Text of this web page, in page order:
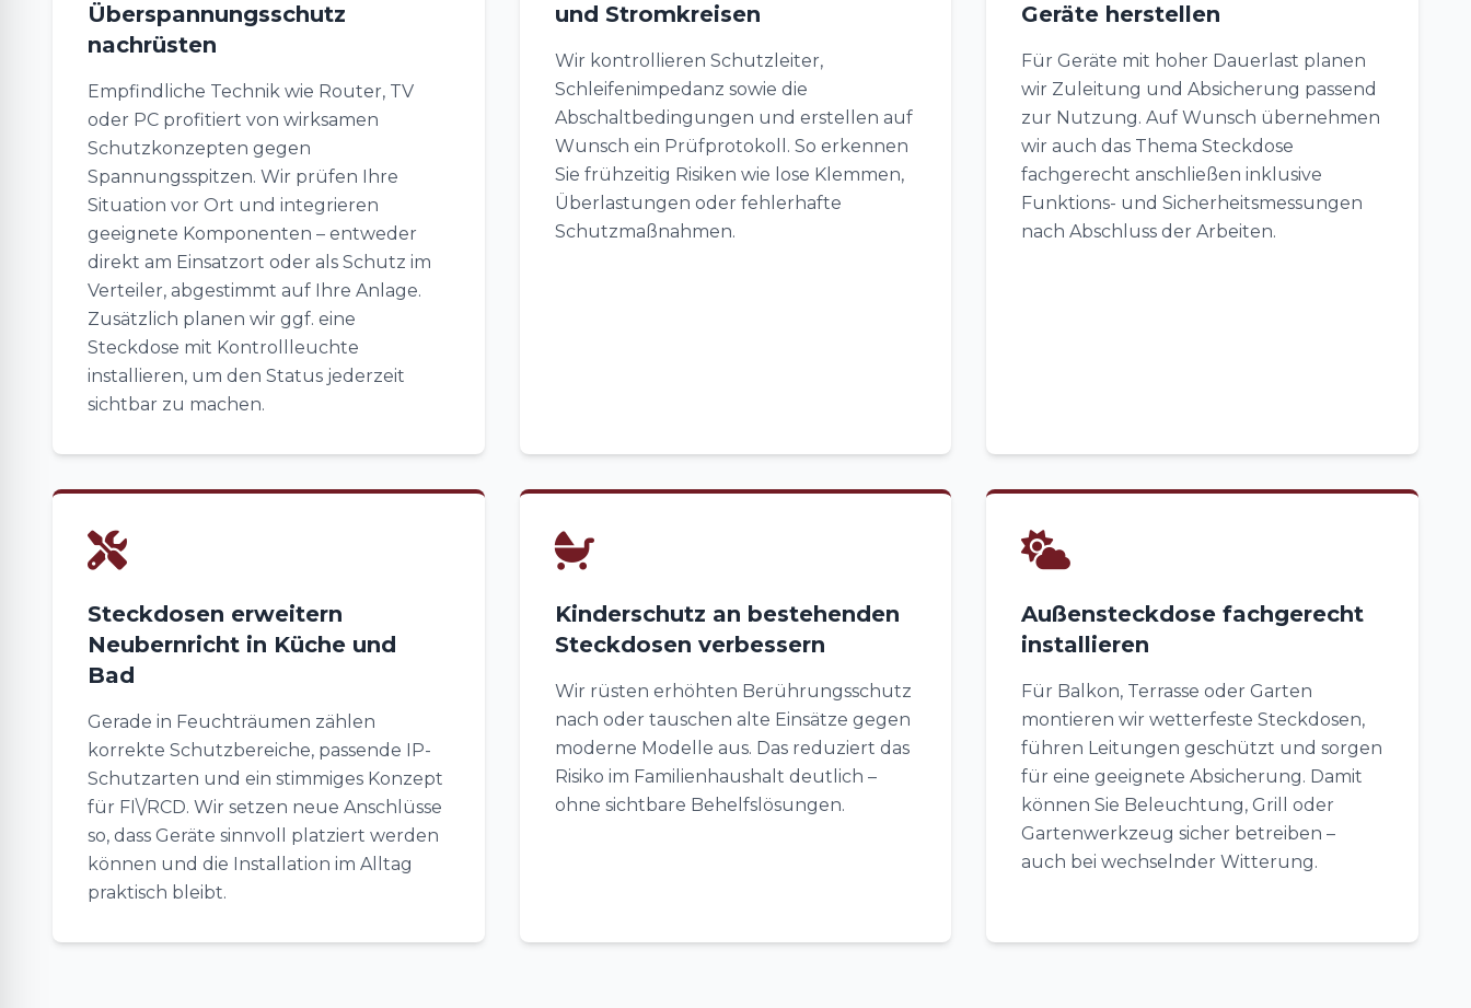
Überspannungsschutz
nachrüsten
Empfindliche Technik wie Router, TV
oder PC profitiert von wirksamen
Schutzkonzepten gegen
Spannungsspitzen. Wir prüfen Ihre
Situation vor Ort und integrieren
geeignete Komponenten – entweder
direkt am Einsatzort oder als Schutz im
Verteiler, abgestimmt auf Ihre Anlage.
Zusätzlich planen wir ggf. eine
Steckdose mit Kontrollleuchte
installieren, um den Status jederzeit
sichtbar zu machen.
und Stromkreisen
Wir kontrollieren Schutzleiter,
Schleifenimpedanz sowie die
Abschaltbedingungen und erstellen auf
Wunsch ein Prüfprotokoll. So erkennen
Sie frühzeitig Risiken wie lose Klemmen,
Überlastungen oder fehlerhafte
Schutzmaßnahmen.
Geräte herstellen
Für Geräte mit hoher Dauerlast planen
wir Zuleitung und Absicherung passend
zur Nutzung. Auf Wunsch übernehmen
wir auch das Thema Steckdose
fachgerecht anschließen inklusive
Funktions- und Sicherheitsmessungen
nach Abschluss der Arbeiten.
Steckdosen erweitern
Neubernricht in Küche und
Bad
Gerade in Feuchträumen zählen
korrekte Schutzbereiche, passende IP-
Schutzarten und ein stimmiges Konzept
für FI\/RCD. Wir setzen neue Anschlüsse
so, dass Geräte sinnvoll platziert werden
können und die Installation im Alltag
praktisch bleibt.
Kinderschutz an bestehenden
Steckdosen verbessern
Wir rüsten erhöhten Berührungsschutz
nach oder tauschen alte Einsätze gegen
moderne Modelle aus. Das reduziert das
Risiko im Familienhaushalt deutlich –
ohne sichtbare Behelfslösungen.
Außensteckdose fachgerecht
installieren
Für Balkon, Terrasse oder Garten
montieren wir wetterfeste Steckdosen,
führen Leitungen geschützt und sorgen
für eine geeignete Absicherung. Damit
können Sie Beleuchtung, Grill oder
Gartenwerkzeug sicher betreiben –
auch bei wechselnder Witterung.